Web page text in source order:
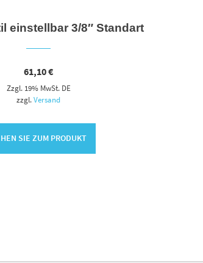
einstellbar 3/8″ Standart
61,10€
Zzgl. 19% MwSt. DE
zzgl.Versand
SIE ZUM PRODUKT